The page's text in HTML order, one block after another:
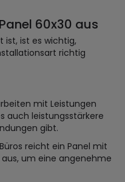
60x30 aus
ist, ist es wichtig,
richtig
mit Leistungen
auch leistungsstärkere
gibt.
reicht ein Panel mit
aus, um eine angenehme